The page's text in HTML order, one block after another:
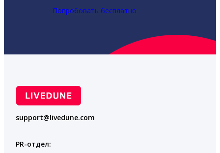
Попробовать бесплатно
support@livedune.com
PR-отдел: